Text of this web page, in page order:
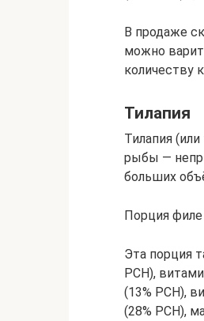
В продаже
можно
количеству
Тилапия
Тилапия
рыбы —
больших
Порция
Эта порция
РСН),
(13% РСН),
(28% РСН),